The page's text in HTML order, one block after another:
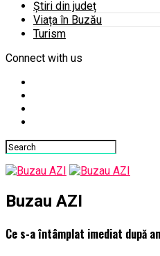
Știri din județ
Viața în Buzău
Turism
Connect with us
Buzau AZI
Ce s-a întâmplat imediat după